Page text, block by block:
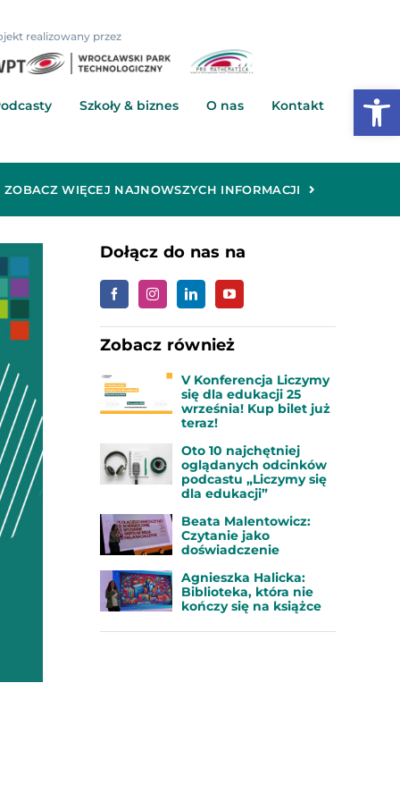
realizowany przez
Szkoły & biznes O nas Kontakt
ZOBACZ WIĘCEJ NAJNOWSZYCH INFORMACJI
Dołącz do nas na
Zobacz również
V Konferencja Liczymy
się dla edukacji 25
września! Kup bilet już
teraz!
Oto 10 najchętniej
oglądanych odcinków
podcastu „Liczymy się
dla edukacji”
Beata Malentowicz:
Czytanie jako
doświadczenie
Agnieszka Halicka:
Biblioteka, która nie
kończy się na książce